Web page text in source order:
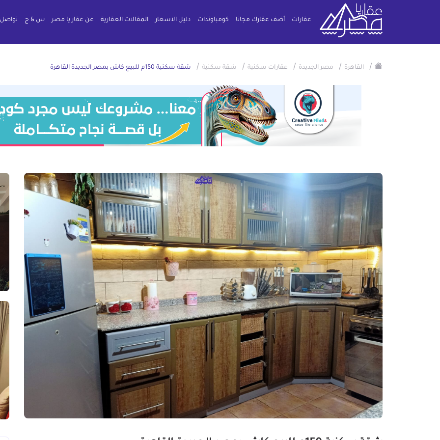
عقارات أضف عقارك مجانا كومباوندات دليل الاسعار المقالات العقارية عن عقار يا مصر س & ج
/ القاهرة / مصر الجديدة / عقارات سكنية / شقة سكنية / شقة سكنية 150م للبيع كاش بمصر الجديدة القاهرة